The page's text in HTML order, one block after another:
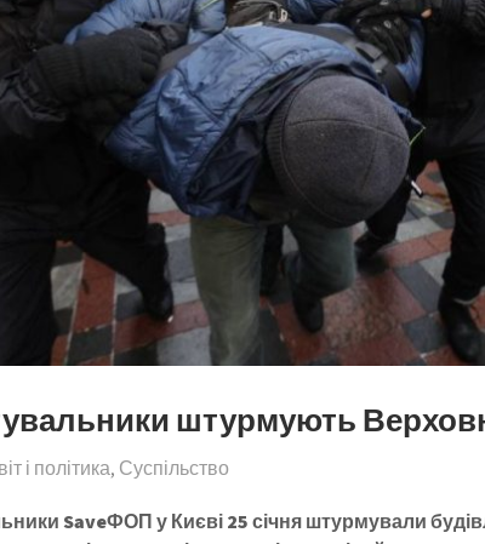
штурмують
і політика, Суспільство
SaveФОП у Києві 25 січня штурмували